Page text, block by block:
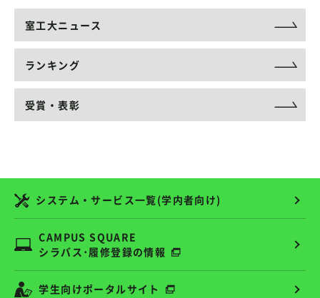
室工大ニュース
ランキング
受賞・表彰
システム・サービス一覧(学内者向け)
CAMPUS SQUARE
シラバス･履修登録の情報
学生向けポータルサイト